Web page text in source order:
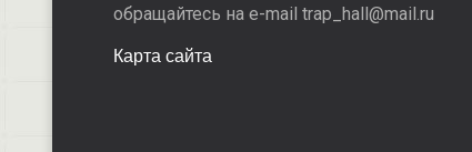
обращайтесь на e-mail trap_hall@mail.ru
Карта сайта